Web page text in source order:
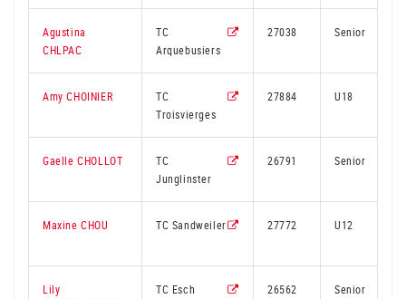
Agustina
CHLPAC
TC
Arquebusiers
27038 Senior
Amy CHOINIER
TC
Troisvierges
27884 U18
Gaelle CHOLLOT
TC
Junglinster
26791 Senior
Maxine CHOU TC Sandweiler 27772 U12
Lily
TC Esch 26562 Senior